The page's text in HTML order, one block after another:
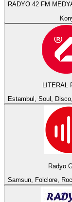
RADYO 42 FM
LITERAL
Estambul, Soul,
Radyo
Samsun, Folclore,